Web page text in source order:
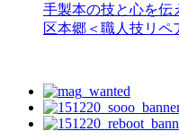
手製本の技と心を伝
区本郷＜職人技リペ